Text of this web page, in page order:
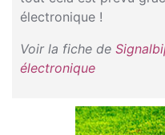
électronique !
Voir la fiche de
électronique